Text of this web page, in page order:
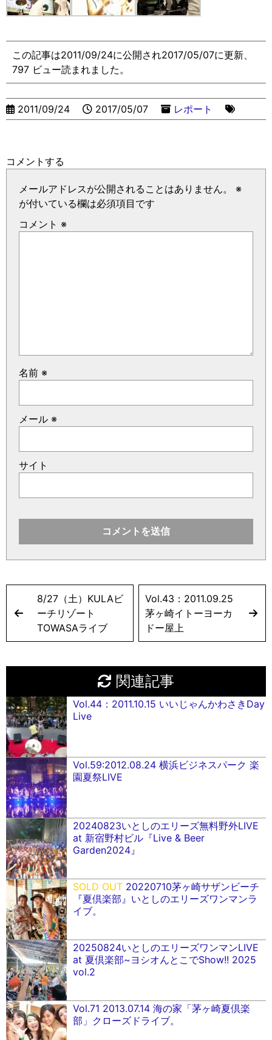
この記事は2011/09/24に公開され2017/05/07に更新、
797 ビュー読まれました。
2011/09/24 2017/05/07 レポート
コメントする
メールアドレスが公開されることはありません。
※
が付いている欄は必須項目です
コメント ※
名前 ※
メール ※
サイト
8/27（土）KULAビ
ーチリゾート
TOWASAライブ
Vol.43：2011.09.25
茅ヶ崎イトーヨーカ
ドー屋上
関連記事
Vol.44：2011.10.15 いいじゃんかわさきDay
Live
Vol.59:2012.08.24 横浜ビジネスパーク 楽
園夏祭LIVE
20240823いとしのエリーズ無料野外LIVE
at 新宿野村ビル『Live & Beer
Garden2024』
SOLD OUT 20220710茅ヶ崎サザンビーチ
『夏倶楽部』いとしのエリーズワンマンラ
イブ。
20250824いとしのエリーズワンマンLIVE
at 夏倶楽部~ヨシオんとこでShow!! 2025
vol.2
Vol.71 2013.07.14 海の家「茅ヶ崎夏倶楽
部」クローズドライブ。